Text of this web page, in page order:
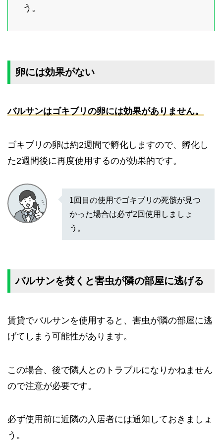
う。
卵には効果がない
バルサンはゴキブリの卵には効果がありません。
ゴキブリの卵は約2週間で孵化しますので、孵化し
た2週間後に再度使用するのが効果的です。
1回目の使用でゴキブリの死骸が見つ
かった場合は必ず2回使用しましょ
う。
バルサンを焚くと害虫が隣の部屋に逃げる
賃貸でバルサンを使用すると、害虫が隣の部屋に逃
げてしまう可能性があります。
この場合、後で隣人とのトラブルになりかねません
ので注意が必要です。
必ず使用前に近隣の入居者には通知しておきましょ
う。